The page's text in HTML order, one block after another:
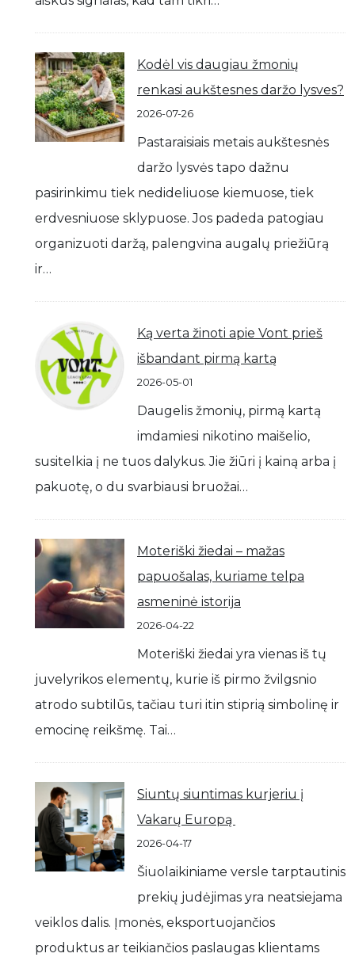
Kodėl vis daugiau žmonių
renkasi aukštesnes daržo lysves?
2026-07-26
Pastaraisiais metais aukštesnės
daržo lysvės tapo dažnu
pasirinkimu tiek nedideliuose kiemuose, tiek
erdvesniuose sklypuose. Jos padeda patogiau
organizuoti daržą, palengvina augalų priežiūrą
ir…
Ką verta žinoti apie Vont prieš
išbandant pirmą kartą
2026-05-01
Daugelis žmonių, pirmą kartą
imdamiesi nikotino maišelio,
susitelkia į ne tuos dalykus. Jie žiūri į kainą arba į
pakuotę, o du svarbiausi bruožai…
Moteriški žiedai – mažas
papuošalas, kuriame telpa
asmeninė istorija
2026-04-22
Moteriški žiedai yra vienas iš tų
juvelyrikos elementų, kurie iš pirmo žvilgsnio
atrodo subtilūs, tačiau turi itin stiprią simbolinę ir
emocinę reikšmę. Tai…
Siuntų siuntimas kurjeriu į
Vakarų Europą
2026-04-17
Šiuolaikiniame versle tarptautinis
prekių judėjimas yra neatsiejama
veiklos dalis. Įmonės, eksportuojančios
produktus ar teikiančios paslaugas klientams